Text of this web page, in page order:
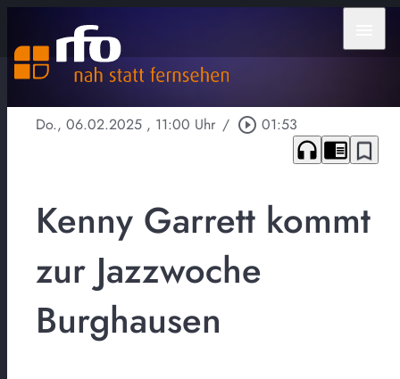
Do., 06.02.2025 , 11:00 Uhr / play_circle_outline 01:53
headphones chrome_reader_mode bookmark_border
Kenny Garrett kommt
zur Jazzwoche
Burghausen